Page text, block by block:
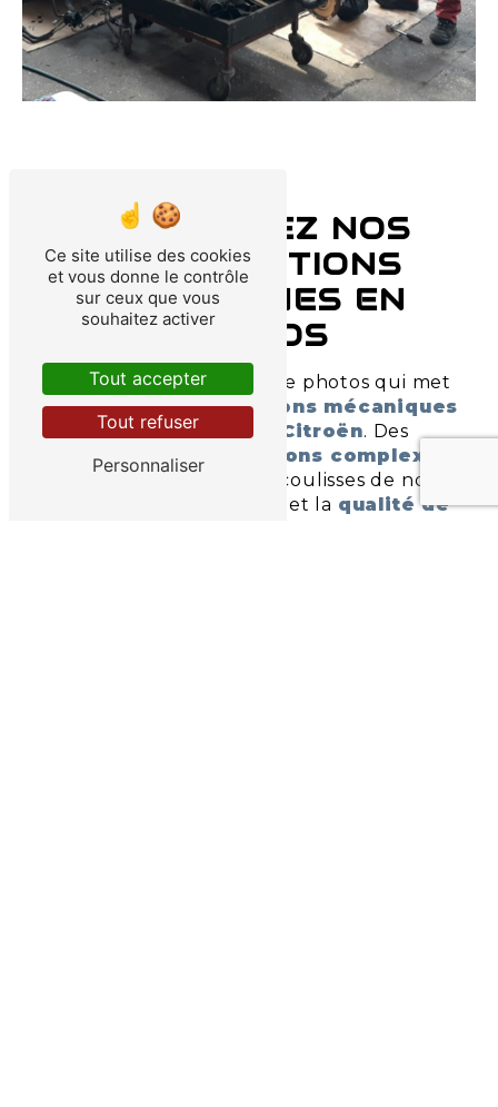
DÉCOUVREZ NOS
INTERVENTIONS
MÉCANIQUES EN
PHOTOS
Explorez notre galerie de photos qui met
en avant nosinterventions mécaniques
sur les véhicules Citroën. Des
révisions
aux réparations complexes
nous vous montrons les coulisses de notre
et la qualité de
Ce site utilise des cookies
et vous donne le contrôle
sur ceux que vous
souhaitez activer
Tout accepter
Tout refuser
Personnaliser